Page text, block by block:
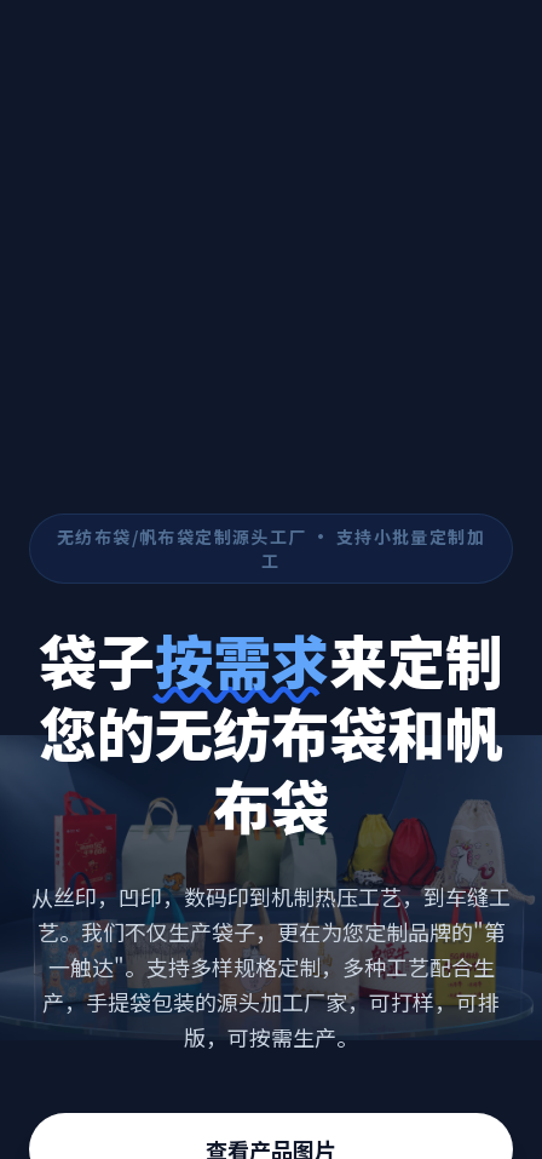
无纺布袋/帆布袋定制源头工厂 · 支持小批量定制加
工
袋子按需求来定制
您的无纺布袋和帆
布袋
从丝印，凹印，数码印到机制热压工艺，到车缝工
艺。我们不仅生产袋子，更在为您定制品牌的"第
一触达"。支持多样规格定制，多种工艺配合生
产，手提袋包装的源头加工厂家，可打样，可排
版，可按需生产。
查看产品图片